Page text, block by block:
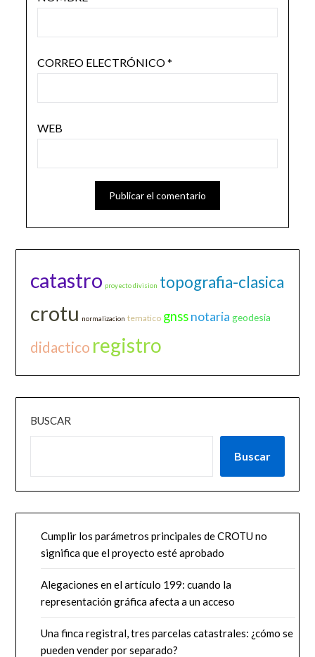
CORREO ELECTRÓNICO*
WEB
catastro proyecto division topografia-clasica
crotu normalizacion tematico gnssnotaria geodesia
didactico registro
BUSCAR
Buscar
Cumplir los parámetros principales de CROTU no
significa que el proyecto esté aprobado
Alegaciones en el artículo 199: cuando la
representación gráfica afecta a un acceso
Una finca registral, tres parcelas catastrales: ¿cómo se
pueden vender por separado?